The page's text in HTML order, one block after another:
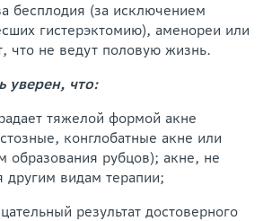
бесплодия (за исключением
гистерэктомию), аменореи или
что не ведут половую жизнь.
уверен, что:
тяжелой формой акне
конглобатные акне или
образования рубцов); акне, не
видам терапии;
результат достоверного